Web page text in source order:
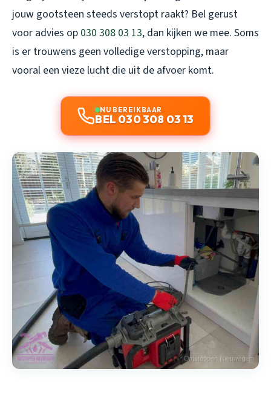
jouw gootsteen steeds verstopt raakt? Bel gerust
voor advies op 030 308 03 13, dan kijken we mee. Soms
is er trouwens geen volledige verstopping, maar
vooral een vieze lucht die uit de afvoer komt.
NU BEREIKBAAR
BEL 030 308 03 13